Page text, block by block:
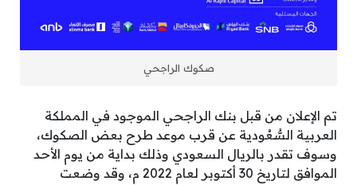
صكوك الراجحي
تم الإعلان من قبل بنك الراجحي الموجود في المملكة
العربية السُّعُودية عن قرب موعد طرح بعض الصكوك،
وسوف تقدر بالريال السعودي وذلك بداية من يوم الأحد
الموافق لتاريخ 30 أكتوبر لعام 2022 م، وقد وضعت